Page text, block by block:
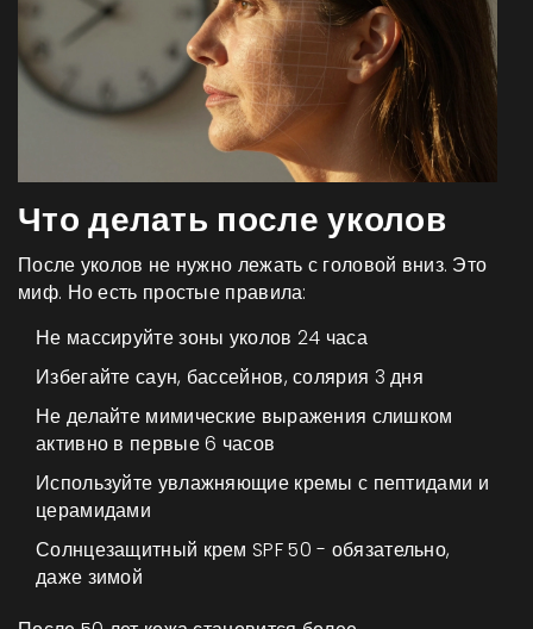
Что делать после уколов
После уколов не нужно лежать с головой вниз. Это
миф. Но есть простые правила:
Не массируйте зоны уколов 24 часа
Избегайте саун, бассейнов, солярия 3 дня
Не делайте мимические выражения слишком
активно в первые 6 часов
Используйте увлажняющие кремы с пептидами и
церамидами
Солнцезащитный крем SPF 50 - обязательно,
даже зимой